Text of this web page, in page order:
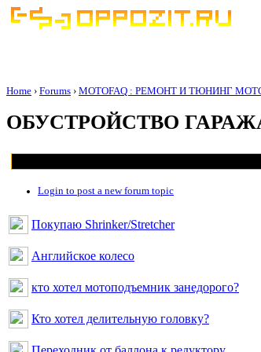
Home › Forums › MOTOFAQ : РЕМОНТ И ТЮНИНГ
ОБУСТРОЙСТВО
Login to post a new forum topic
Покупаю Shrinker/Stretcher
Английское колесо
кто хотел мотоподъемник занедорого?
Кто хотел делительную головку?